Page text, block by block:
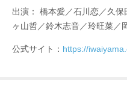
出演： 橋本愛／石川恋／久
ヶ山哲／鈴木志音／玲旺菜／
公式サイト： https://